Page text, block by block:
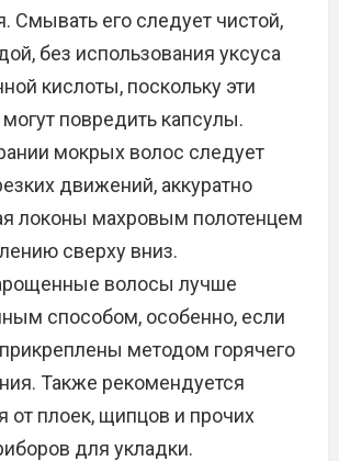
Смывать его следует чистой,
без использования уксуса
кислоты, поскольку эти
повредить капсулы.
мокрых волос следует
движений, аккуратно
локоны махровым полотенцем
сверху вниз.
волосы лучше
способом, особенно, если
методом горячего
Также рекомендуется
от плоек, щипцов и прочих
для укладки.